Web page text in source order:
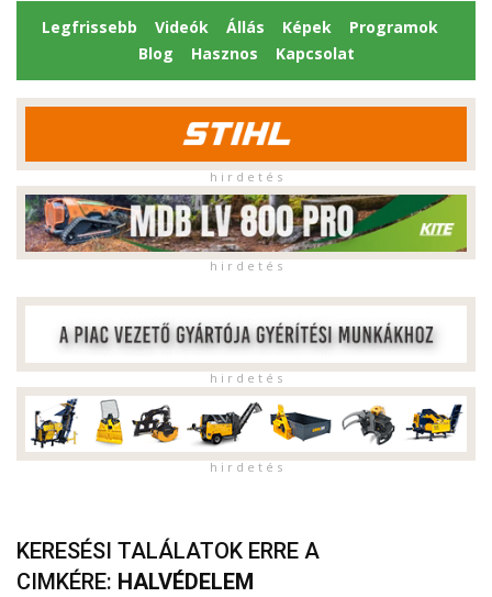
Legfrissebb Videók Állás Képek
Programok
Blog
Hasznos Kapcsolat
h i r d e t é s
h i r d e t é s
h i r d e t é s
h i r d e t é s
KERESÉSI TALÁLATOK ERRE A
CIMKÉRE: HALVÉDELEM